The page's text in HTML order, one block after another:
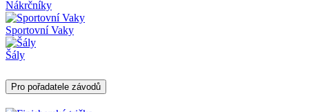
Nákrčníky
Sportovní Vaky
Šály
Pro pořadatele závodů